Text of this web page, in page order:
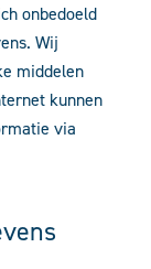
onbedoeld
Wij
middelen
kunnen
via